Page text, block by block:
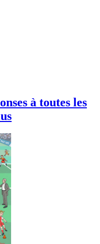
à toutes les